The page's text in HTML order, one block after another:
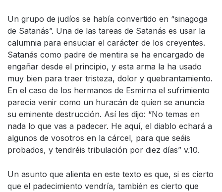
Un grupo de judíos se había convertido en “sinagoga
de Satanás”. Una de las tareas de Satanás es usar la
calumnia para ensuciar el carácter de los creyentes.
Satanás como padre de mentira se ha encargado de
engañar desde el principio, y esta arma la ha usado
muy bien para traer tristeza, dolor y quebrantamiento.
En el caso de los hermanos de Esmirna el sufrimiento
parecía venir como un huracán de quien se anuncia
su eminente destrucción. Así les dijo: “No temas en
nada lo que vas a padecer. He aquí, el diablo echará a
algunos de vosotros en la cárcel, para que seáis
probados, y tendréis tribulación por diez días” v.10.
Un asunto que alienta en este texto es que, si es cierto
que el padecimiento vendría, también es cierto que